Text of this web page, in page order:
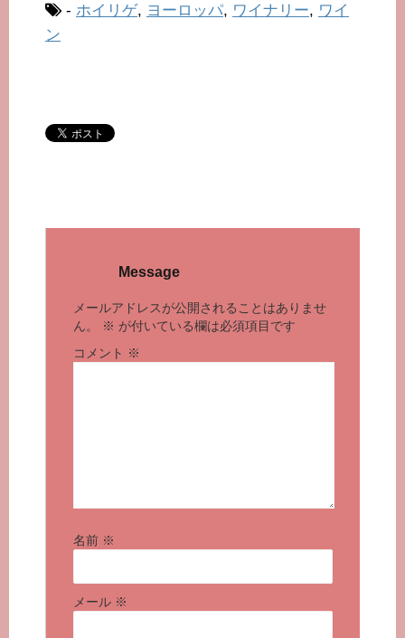
- ホイリゲ, ヨーロッパ, ワイナリー, ワイ
ン
Message
メールアドレスが公開されることはありませ
ん。
※ が付いている欄は必須項目です
コメント ※
名前 ※
メール ※